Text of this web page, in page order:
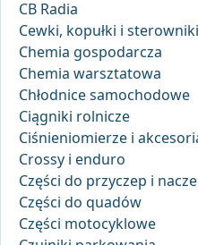
CB Radia
Cewki, kopułki i
Chemia gospodarcza
Chemia warsztatowa
Chłodnice samochodowe
Ciągniki rolnicze
Ciśnieniomierze i
Crossy i enduro
Części do przyczep i
Części do quadów
Części motocyklowe